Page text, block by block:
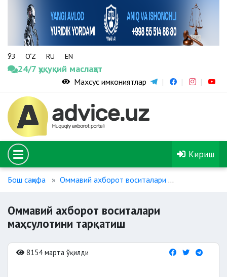
ЎЗ O‘Z RU EN
24/7 ҳуқуқий маслаҳат
Махсус имкониятлар
Кириш
Бош саҳифа Оммавий ахборот воситалари
Оммавий ахборот воситалари
маҳсулотини тарқатиш
8154 марта ўқилди